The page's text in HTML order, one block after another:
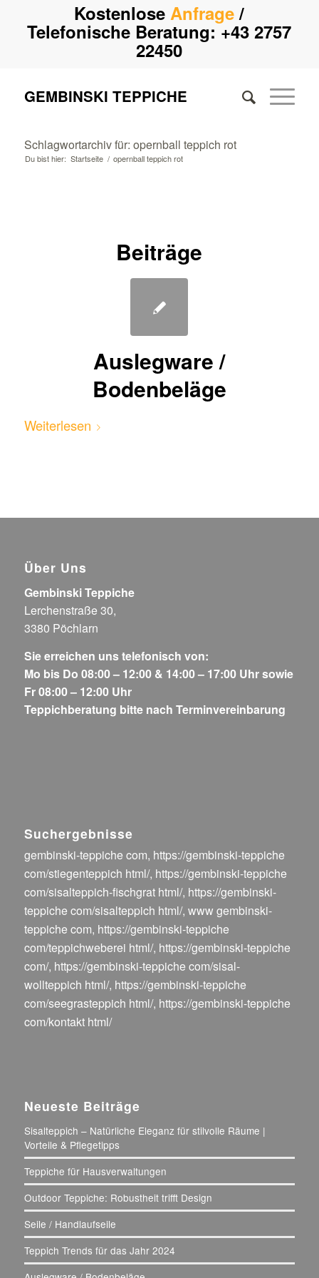
KostenloseAnfrage/
Telefonische Beratung:+43 2757
22450
GEMBINSKI TEPPICHE
Schlagwortarchiv für: opernball teppich rot
Du bist hier: Startseite / opernball teppich rot
Beiträge
Auslegware /
Bodenbeläge
Weiterlesen
Über Uns
Gembinski Teppiche
Lerchenstraße 30,
3380 Pöchlarn
Sie erreichen uns telefonisch von:
Mo bis Do 08:00 – 12:00 & 14:00 – 17:00 Uhr sowie
Fr 08:00 – 12:00 Uhr
Teppichberatung bitte nach Terminvereinbarung
Suchergebnisse
gembinski-teppiche com, https://gembinski-teppiche
com/stiegenteppich html/, https://gembinski-teppiche
com/sisalteppich-fischgrat html/, https://gembinski-
teppiche com/sisalteppich html/, www gembinski-
teppiche com, https://gembinski-teppiche
com/teppichweberei html/, https://gembinski-teppiche
com/, https://gembinski-teppiche com/sisal-
wollteppich html/, https://gembinski-teppiche
com/seegrasteppich html/, https://gembinski-teppiche
com/kontakt html/
Neueste Beiträge
Sisalteppich – Natürliche Eleganz für stilvolle Räume |
Vorteile & Pflegetipps
Teppiche für Hausverwaltungen
Outdoor Teppiche: Robustheit trifft Design
Seile / Handlaufseile
Teppich Trends für das Jahr 2024